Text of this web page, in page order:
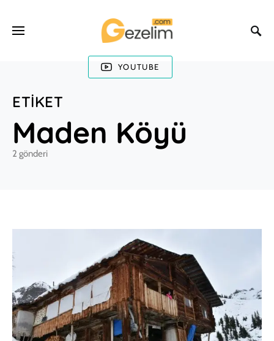
YOUTUBE
ETIKET
Maden Köyü
2 gönderi